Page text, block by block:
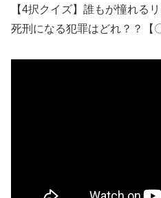
【4択クイズ】誰もが憧れる
死刑になる犯罪はどれ？？【